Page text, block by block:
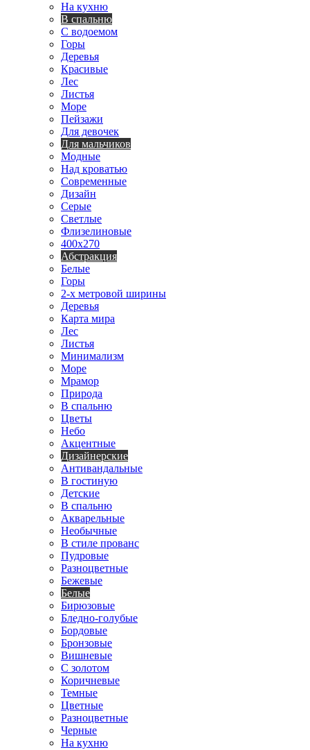
На кухню
В спальню
С водоемом
Горы
Деревья
Красивые
Лес
Листья
Море
Пейзажи
Для девочек
Для мальчиков
Модные
Над кроватью
Современные
Дизайн
Серые
Светлые
Флизелиновые
400х270
Абстракция
Белые
Горы
2-х метровой ширины
Деревья
Карта мира
Лес
Листья
Минимализм
Море
Мрамор
Природа
В спальню
Цветы
Небо
Акцентные
Дизайнерские
Антивандальные
В гостиную
Детские
В спальню
Акварельные
Необычные
В стиле прованс
Пудровые
Разноцветные
Бежевые
Белые
Бирюзовые
Бледно-голубые
Бордовые
Бронзовые
Вишневые
С золотом
Коричневые
Темные
Цветные
Разноцветные
Черные
На кухню